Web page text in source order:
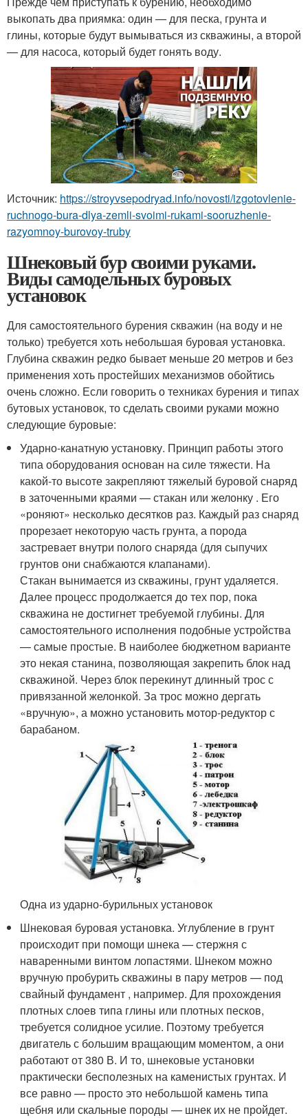
выкопать два приямка: один — для песка, грунта и
глины, которые будут вымываться из скважины, а второй
— для насоса, который будет гонять воду.
Источник: https://stroyvsepodryad.info/novosti/izgotovlenie-
ruchnogo-bura-dlya-zemli-svoimi-rukami-sooruzhenie-
razyomnoy-burovoy-truby
Шнековый бур своими руками.
Виды самодельных буровых
установок
Для самостоятельного бурения скважин (на воду и не
только) требуется хоть небольшая буровая установка.
Глубина скважин редко бывает меньше 20 метров и без
применения хоть простейших механизмов обойтись
очень сложно. Если говорить о техниках бурения и типах
бутовых установок, то сделать своими руками можно
следующие буровые:
Ударно-канатную установку. Принцип работы этого
типа оборудования основан на силе тяжести. На
какой-то высоте закрепляют тяжелый буровой снаряд
в заточенными краями — стакан или желонку . Его
«роняют» несколько десятков раз. Каждый раз снаряд
прорезает некоторую часть грунта, а порода
застревает внутри полого снаряда (для сыпучих
грунтов они снабжаются клапанами).
Стакан вынимается из скважины, грунт удаляется.
Далее процесс продолжается до тех пор, пока
скважина не достигнет требуемой глубины. Для
самостоятельного исполнения подобные устройства
— самые простые. В наиболее бюджетном варианте
это некая станина, позволяющая закрепить блок над
скважиной. Через блок перекинут длинный трос с
привязанной желонкой. За трос можно дергать
«вручную», а можно установить мотор-редуктор с
барабаном.
Одна из ударно-бурильных установок
Шнековая буровая установка. Углубление в грунт
происходит при помощи шнека — стержня с
наваренными винтом лопастями. Шнеком можно
вручную пробурить скважины в пару метров — под
свайный фундамент , например. Для прохождения
плотных слоев типа глины или плотных песков,
требуется солидное усилие. Поэтому требуется
двигатель с большим вращающим моментом, а они
работают от 380 В. И то, шнековые установки
практически бесполезных на каменистых грунтах. И
все равно — просто это небольшой камень типа
щебня или скальные породы — шнек их не пройдет.